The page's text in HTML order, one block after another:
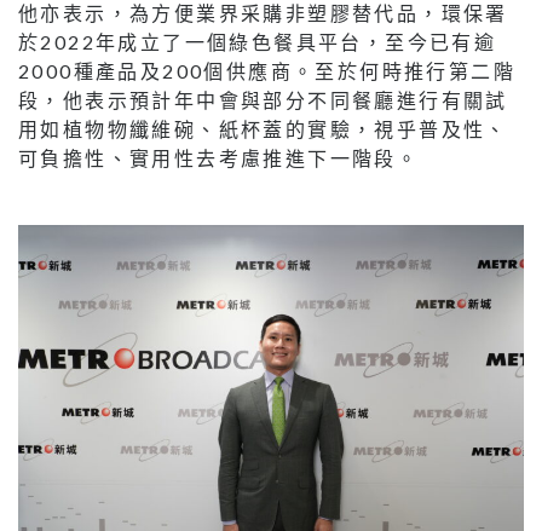
他亦表示，為方便業界采購非塑膠替代品，環保署
於2022年成立了一個綠色餐具平台，至今已有逾
2000種產品及200個供應商。至於何時推行第二階
段，他表示預計年中會與部分不同餐廳進行有關試
用如植物物纖維碗、紙杯蓋的實驗，視乎普及性、
可負擔性、實用性去考慮推進下一階段。